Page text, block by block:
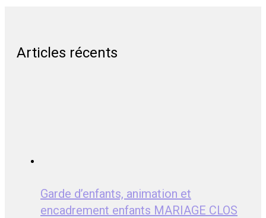
Articles récents
Garde d’enfants, animation et
encadrement enfants MARIAGE CLOS